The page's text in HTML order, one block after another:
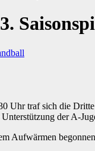
Uhr traf sich die
der A-
Aufwärmen